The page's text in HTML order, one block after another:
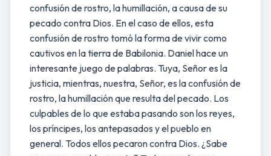
confusión de rostro, la humillación, a causa de su
pecado contra Dios. En el caso de ellos, esta
confusión de rostro tomó la forma de vivir como
cautivos en la tierra de Babilonia. Daniel hace un
interesante juego de palabras. Tuya, Señor es la
justicia, mientras, nuestra, Señor, es la confusión de
rostro, la humillación que resulta del pecado. Los
culpables de lo que estaba pasando son los reyes,
los príncipes, los antepasados y el pueblo en
general. Todos ellos pecaron contra Dios. ¿Sabe